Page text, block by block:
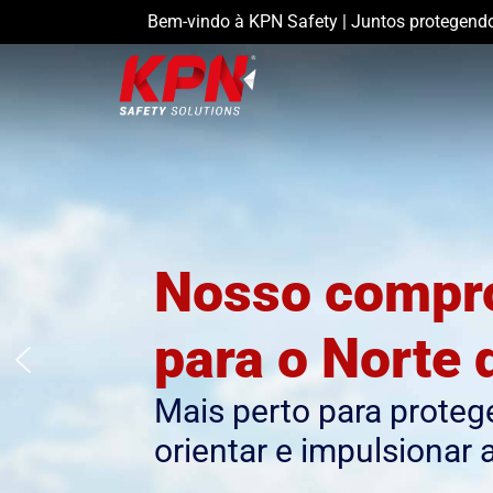
Bem-vindo à KPN Safety | Juntos
Nosso
para o Norte
Mais perto para
orientar e impulsionar